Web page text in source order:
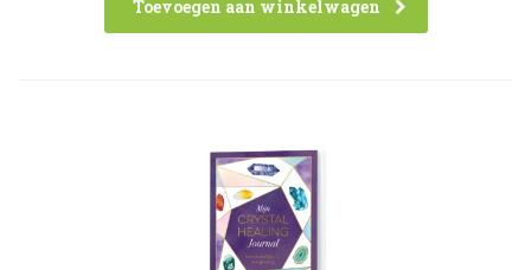
Toevoegen aan winkelwagen